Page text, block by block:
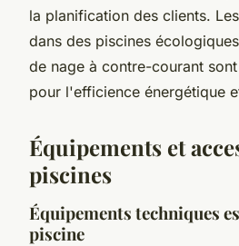
la planification des clients.
dans des piscines
de nage à contre-courant
pour l'efficience énergétique
Équipements et
piscines
Équipements techniques
piscine